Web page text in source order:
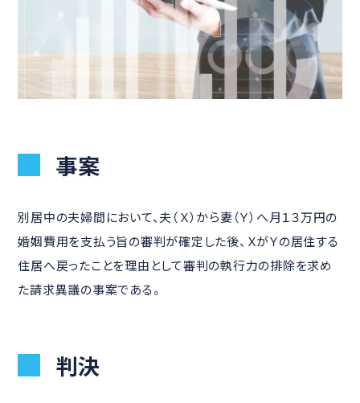
事案
別居中の夫婦間において、夫（Ｘ）から妻（Ｙ）へ月１３万円の
婚姻費用を支払う旨の審判が確定した後、ＸがＹの居住する
住居へ戻ったことを理由として審判の執行力の排除を求め
た請求異議の事案である。
判決